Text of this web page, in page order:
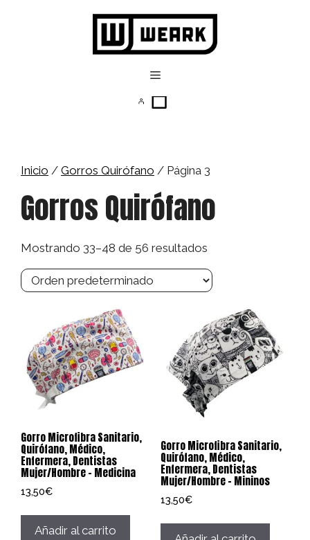
Menú
Inicio / Gorros Quirófano / Página 3
Gorros Quirófano
Mostrando 33–48 de 56 resultados
Gorro Microfibra Sanitario,
Quirófano, Médico,
Enfermera, Dentistas
Mujer/Hombre – Medicina
13,50€
Añadir al carrito
Gorro Microfibra Sanitario,
Quirófano, Médico,
Enfermera, Dentistas
Mujer/Hombre – Mininos
13,50€